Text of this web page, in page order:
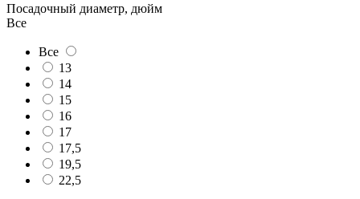
Посадочный диаметр, дюйм
Все
Все
13
14
15
16
17
17,5
19,5
22,5